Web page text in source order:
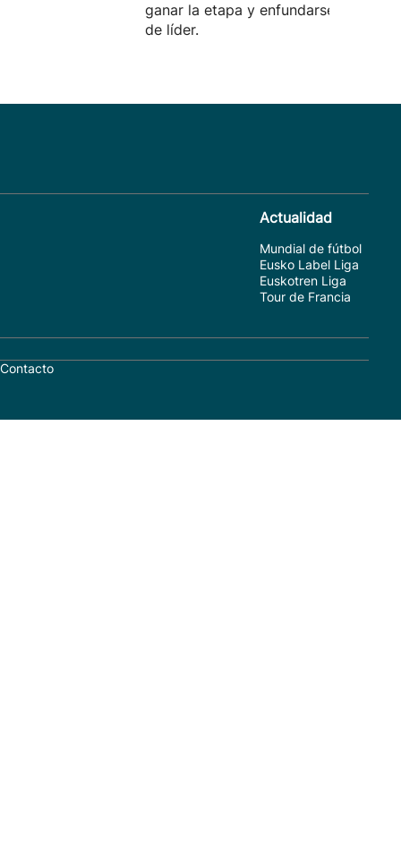
ganar la etapa y enfundarse el maillot
de líder.
Actualidad
Mundial de fútbol
Eusko Label Liga
Euskotren Liga
Tour de Francia
Contacto